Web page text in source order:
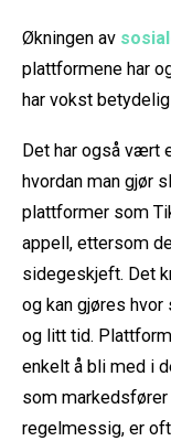
Økningen av
plattformene har
har vokst
Det har også vært
hvordan man gjør
plattformer som
appell, ettersom
sidegeskjeft. Det
og kan gjøres
og litt tid.
enkelt å bli med i
som
regelmessig, er